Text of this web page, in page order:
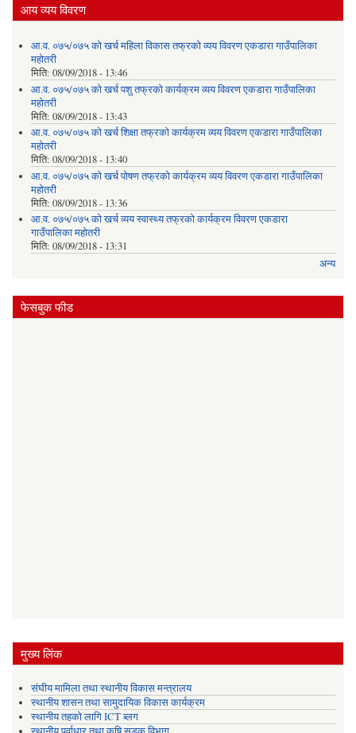
आय व्यय विवरण
आ.व. ०७५/०७५ को खर्च महिला विकास तफ्रको व्यय विवरण एकडारा गाउँपालिका
महोतरी
मिति: 08/09/2018 - 13:46
आ.व. ०७५/०७५ को खर्च पशु तफ्रको कार्यक्रम व्यय विवरण एकडारा गाउँपालिका
महोतरी
मिति: 08/09/2018 - 13:43
आ.व. ०७५/०७५ को खर्च शिक्षा तफ्रको कार्यक्रम व्यय विवरण एकडारा गाउँपालिका
महोतरी
मिति: 08/09/2018 - 13:40
आ.व. ०७५/०७५ को खर्च पोषण तफ्रको कार्यक्रम व्यय विवरण एकडारा गाउँपालिका
महोतरी
मिति: 08/09/2018 - 13:36
आ.व. ०७५/०७५ को खर्च व्यय स्वास्थ्य तफ्रको कार्यक्रम विवरण एकडारा
गाउँपालिका महोतरी
मिति: 08/09/2018 - 13:31
अन्य
फेसबुक फीड
मुख्य लिंक
संघीय मामिला तथा स्थानीय विकास मन्त्रालय
स्थानीय शासन तथा सामुदायिक विकास कार्यक्रम
स्थानीय तहको लागि ICT ब्लग